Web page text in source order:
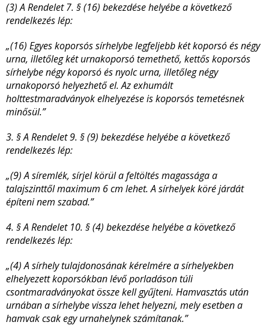
(3) A Rendelet 7. § (16) bekezdése helyébe a következő
rendelkezés lép:
„(16) Egyes koporsós sírhelybe legfeljebb két koporsó és négy
urna, illetőleg két urnakoporsó temethető, kettős koporsós
sírhelybe négy koporsó és nyolc urna, illetőleg négy
urnakoporsó helyezhető el. Az exhumált
holttestmaradványok elhelyezése is koporsós temetésnek
minősül.”
3. § A Rendelet 9. § (9) bekezdése helyébe a következő
rendelkezés lép:
„(9) A síremlék, sírjel körül a feltöltés magassága a
talajszinttől maximum 6 cm lehet. A sírhelyek köré járdát
építeni nem szabad.”
4. § A Rendelet 10. § (4) bekezdése helyébe a következő
rendelkezés lép:
„(4) A sírhely tulajdonosának kérelmére a sírhelyekben
elhelyezett koporsókban lévő porladáson túli
csontmaradványokat össze kell gyűjteni. Hamvasztás után
urnában a sírhelybe vissza lehet helyezni, mely esetben a
hamvak csak egy urnahelynek számítanak.”